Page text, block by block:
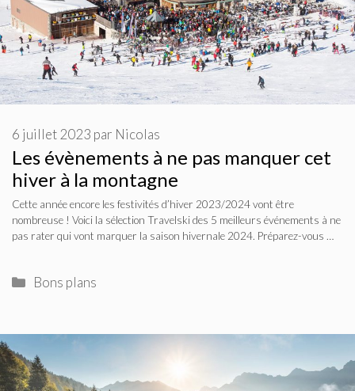
Les évènements à ne pas manquer cet
hiver à la montagne
6 juillet 2023 par Nicolas
Cette année encore les festivités d’hiver 2023/2024 vont être
nombreuse ! Voici la sélection Travelski des 5 meilleurs événements à ne
pas rater qui vont marquer la saison hivernale 2024. Préparez-vous …
Catégories
Bons plans